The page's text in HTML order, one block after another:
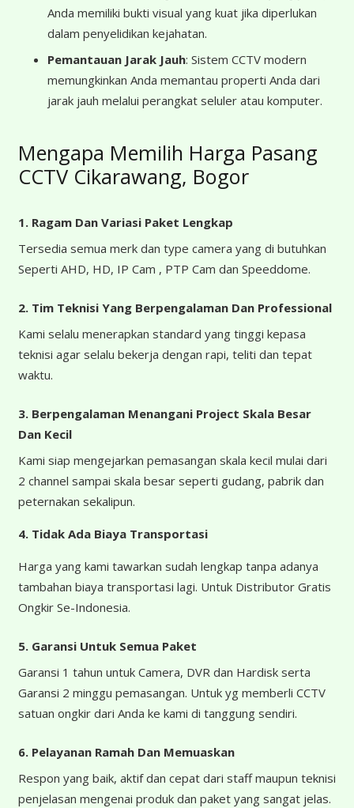
Anda memiliki bukti visual yang kuat jika diperlukan
dalam penyelidikan kejahatan.
Pemantauan Jarak Jauh: Sistem CCTV modern
memungkinkan Anda memantau properti Anda dari
jarak jauh melalui perangkat seluler atau komputer.
Mengapa Memilih Harga Pasang
CCTV Cikarawang, Bogor
1. Ragam Dan Variasi Paket Lengkap
Tersedia semua merk dan type camera yang di butuhkan
Seperti AHD, HD, IP Cam , PTP Cam dan Speeddome.
2. Tim Teknisi Yang Berpengalaman Dan Professional
Kami selalu menerapkan standard yang tinggi kepasa
teknisi agar selalu bekerja dengan rapi, teliti dan tepat
waktu.
3. Berpengalaman Menangani Project Skala Besar
Dan Kecil
Kami siap mengejarkan pemasangan skala kecil mulai dari
2 channel sampai skala besar seperti gudang, pabrik dan
peternakan sekalipun.
4. Tidak Ada Biaya Transportasi
Harga yang kami tawarkan sudah lengkap tanpa adanya
tambahan biaya transportasi lagi. Untuk Distributor Gratis
Ongkir Se-Indonesia.
5. Garansi Untuk Semua Paket
Garansi 1 tahun untuk Camera, DVR dan Hardisk serta
Garansi 2 minggu pemasangan. Untuk yg memberli CCTV
satuan ongkir dari Anda ke kami di tanggung sendiri.
6. Pelayanan Ramah Dan Memuaskan
Respon yang baik, aktif dan cepat dari staff maupun teknisi
penjelasan mengenai produk dan paket yang sangat jelas.